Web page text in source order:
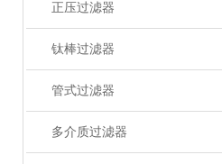
正压过滤器
钛棒过滤器
管式过滤器
多介质过滤器